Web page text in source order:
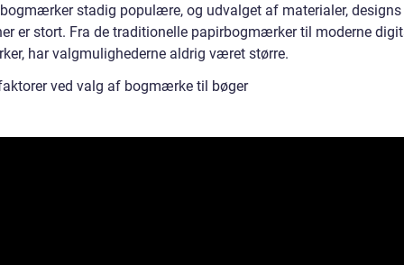
stadig populære, og udvalget af materialer,
er stort. Fra de traditionelle papirbogmærker til moderne
har valgmulighederne aldrig været større.
ved valg af bogmærke til bøger